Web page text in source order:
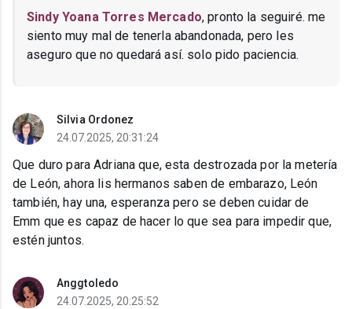
Sindy Yoana Torres Mercado, pronto la seguiré. me
siento muy mal de tenerla abandonada, pero les
aseguro que no quedará así. solo pido paciencia.
Silvia Ordonez
24.07.2025, 20:31:24
Que duro para Adriana que, esta destrozada por la metería
de León, ahora lis hermanos saben de embarazo, León
también, hay una, esperanza pero se deben cuidar de
Emm que es capaz de hacer lo que sea para impedir que,
estén juntos.
Anggtoledo
24.07.2025, 20:25:52